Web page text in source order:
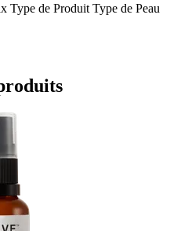
Type de Produit Type de Peau